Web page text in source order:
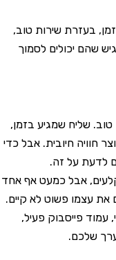
בעזרת שירות טוב,
שהם יכולים לסמוך
שליח שמגיע בזמן,
חיובית. אבל כדי
לדעת על זה.
אבל כמעט אף אחד
עצמו פשוט לא קיים.
פייסבוק פעיל,
שלכם.